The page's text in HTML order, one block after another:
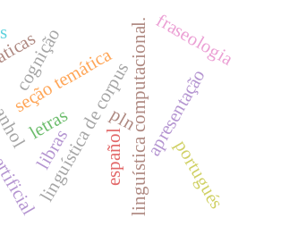
linguística de corpuslinguística computacional.
letras apresentação
seção temática
cognição
portugués
español
libras
fraseologia
pln